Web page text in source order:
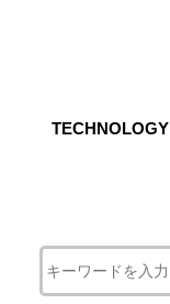
TECHNOLOGY